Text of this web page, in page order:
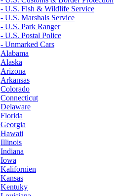
- U.S. Fish & Wildlife Service
- U.S. Marshals Service
- U.S. Park Ranger
- U.S. Postal Police
- Unmarked Cars
Alabama
Alaska
Arizona
Arkansas
Colorado
Connecticut
Delaware
Florida
Georgia
Hawaii
Illinois
Indiana
Iowa
Kalifornien
Kansas
Kentuky